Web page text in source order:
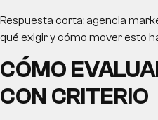
Respuesta corta: agencia
qué exigir y cómo mover esto
CÓMO
CON CRITERIO